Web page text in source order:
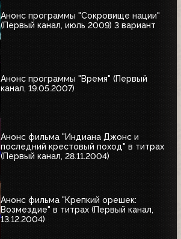
Анонс программы "Сокровище нации"
(Первый канал, июль 2009) 3 вариант
Анонс программы "Время" (Первый
канал, 19.05.2007)
Анонс фильма "Индиана Джонс и
последний крестовый поход" в титрах
(Первый канал, 28.11.2004)
Анонс фильма "Крепкий орешек:
Возмездие" в титрах (Первый канал,
13.12.2004)